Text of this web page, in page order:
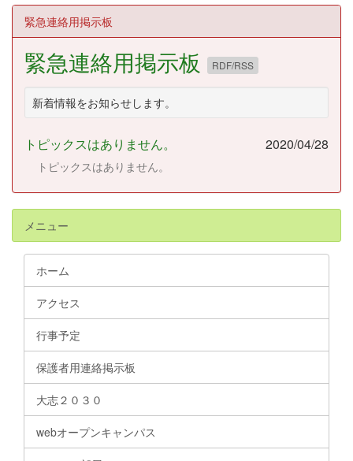
緊急連絡用掲示板
緊急連絡用掲示板 RDF/RSS
新着情報をお知らせします。
トピックスはありません。 2020/04/28
トピックスはありません。
メニュー
ホーム
アクセス
行事予定
保護者用連絡掲示板
大志２０３０
webオープンキャンパス